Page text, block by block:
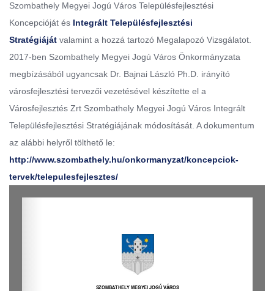
Szombathely Megyei Jogú Város Településfejlesztési
Koncepcióját és Integrált Településfejlesztési
Stratégiáját valamint a hozzá tartozó Megalapozó Vizsgálatot.
2017-ben Szombathely Megyei Jogú Város Önkormányzata
megbízásából ugyancsak Dr. Bajnai László Ph.D. irányító
városfejlesztési tervezői vezetésével készítette el a
Városfejlesztés Zrt Szombathely Megyei Jogú Város Integrált
Településfejlesztési Stratégiájának módosítását. A dokumentum
az alábbi helyről tölthető le:
http://www.szombathely.hu/onkormanyzat/koncepciok-
tervek/telepulesfejlesztes/